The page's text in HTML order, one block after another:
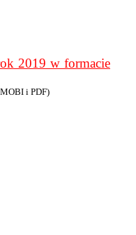
2019 w formacie
i PDF)